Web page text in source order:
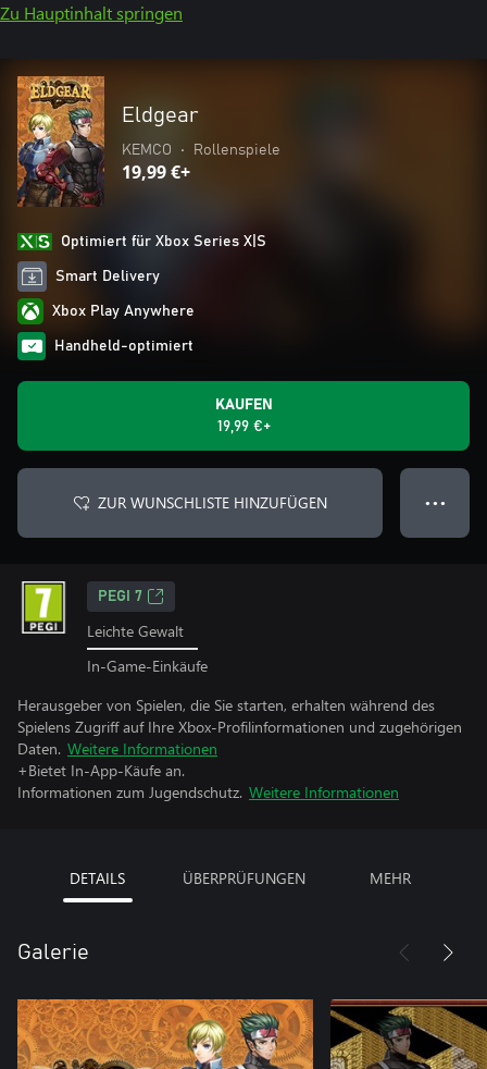
Zu Hauptinhalt springen
Eldgear
KEMCO • Rollenspiele
19,99 €+
Optimiert für Xbox Series X|S
Smart Delivery
Xbox Play Anywhere
Handheld-optimiert
KAUFEN
19,99 €+
ZUR WUNSCHLISTE HINZUFÜGEN ● ● ●
PEGI 7
Leichte Gewalt
In-Game-Einkäufe
Herausgeber von Spielen, die Sie starten, erhalten während des
Spielens Zugriff auf Ihre Xbox-Profilinformationen und zugehörigen
Daten. Weitere Informationen
+Bietet In-App-Käufe an.
Informationen zum Jugendschutz. Weitere Informationen
DETAILS ÜBERPRÜFUNGEN MEHR
Galerie